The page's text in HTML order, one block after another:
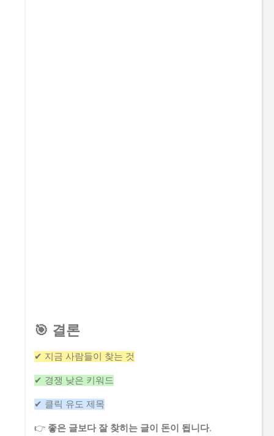
🎯 결론
✔ 지금 사람들이 찾는 것
✔ 경쟁 낮은 키워드
✔ 클릭 유도 제목
👉 좋은 글보다 잘 찾히는 글이 돈이 됩니다.